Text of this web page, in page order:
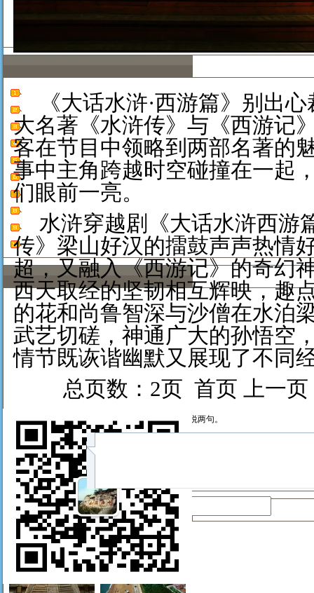
《大话水浒·西游篇》别出
大名著《水浒传》与《西游记
客在节目中领略到两部名著的
事中主角跨越时空碰撞在一起
们眼前一亮。
水浒穿越剧《大话水浒西游
传》梁山好汉的擂鼓声声热情
超，又融入《西游记》的奇幻
西天取经的坚韧相互辉映，趣
的花和尚鲁智深与沙僧在水泊
武艺切磋，神通广大的孙悟空
情节既诙谐幽默又展现了不同
总页数：2页 首页 上一页
发表给力评论！看资讯，说两句。
昵称：